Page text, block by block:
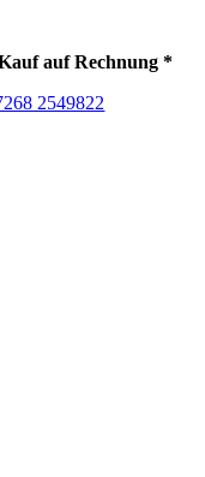
auf Rechnung *
2549822